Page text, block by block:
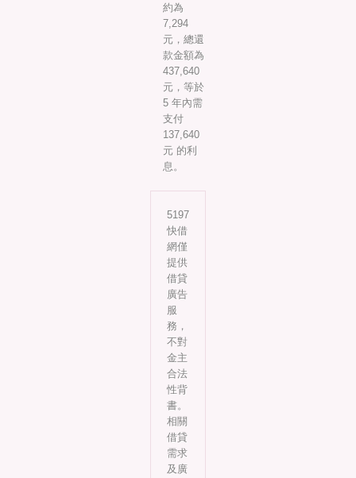
約為
7,294
元，總還
款金額為
437,640
元，等於
5 年內需
支付
137,640
元 的利
息。
5197
快借
網僅
提供
借貸
廣告
服
務，
不對
金主
合法
性背
書。
相關
借貸
需求
及廣